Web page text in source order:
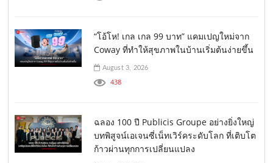
“โอ้โห! เกล เกล 99 บาท” แคมเปญใหม่จาก
Coway ที่ทำให้สุขภาพในบ้านเริ่มต้นง่ายขึ้น
August 3, 2026
438
ฉลอง 100 ปี Publicis Groupe อย่างยิ่งใหญ่
บทพิสูจน์เอเจนซี่เน็ทเวิร์คระดับโลก ที่เติบโต
ก้าวผ่านทุกการเปลี่ยนแปลง